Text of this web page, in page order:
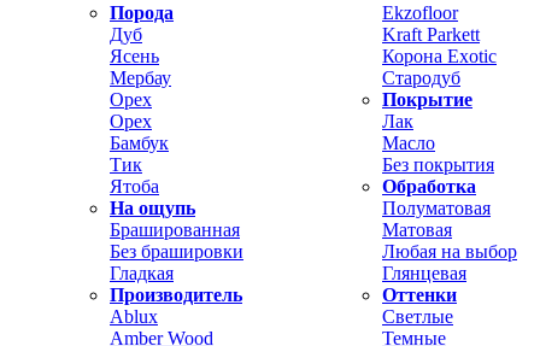
Порода
Дуб
Ясень
Мербау
Орех
Орех
Бамбук
Тик
Ятоба
На ощупь
Брашированная
Без брашировки
Гладкая
Производитель
Ablux
Amber Wood
Ekzofloor
Kraft Parkett
Корона Exotic
Стародуб
Покрытие
Лак
Масло
Без покрытия
Обработка
Полуматовая
Матовая
Любая на выбор
Глянцевая
Оттенки
Светлые
Темные